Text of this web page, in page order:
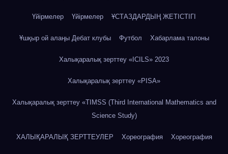
Үйірмелер Үйірмелер ҰСТАЗДАРДЫҢ ЖЕТІСТІГІ
Ұшқыр ой алаңы Дебат клубы Футбол Хабарлама талоны
Халықаралық зерттеу «IСILS» 2023
Халықаралық зерттеу «PISA»
Халықаралық зерттеу «TIMSS (Third International Mathematics and
Science Study)
ХАЛЫҚАРАЛЫҚ ЗЕРТТЕУЛЕР Хореография Хореография